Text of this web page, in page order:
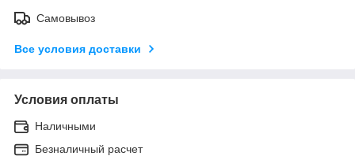
Самовывоз
Все условия доставки
Условия оплаты
Наличными
Безналичный расчет